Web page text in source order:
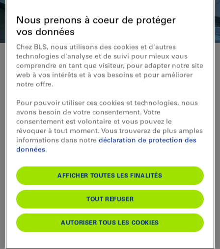
Interview avec Tristan Scherwey
«Détente au bain»
Tristan Scherwey (25 ans) est ailier au CP
Berne. Il a grandi à Wünnewil et habite
Fribourg.
Tristan Scherwey, vous rendez-
vous souvent à Bern Brünnen?
Oui, depuis que j’ai rejoint le CP Berne (Club des patineurs de Berne), je
me rends plusieurs fois par mois au Westside. J’aime l’ambiance. La
plupart du temps, je me détends en me baignant au parc aquatique
Bernaqua, puis je profite de l’offre de restauration variée du centre
Nous prenons à coeur de protéger
vos données
Chez BLS, nous utilisons des cookies et d'autres
technologies d'analyse et de suivi pour mieux vous
comprendre en tant que visiteur, pour adapter notre site
web à vos intérêts et à vos besoins et pour améliorer
notre offre.
Pour pouvoir utiliser ces cookies et technologies, nous
avons besoin de votre consentement. Votre
consentement est volontaire et vous pouvez le
révoquer à tout moment. Vous trouverez de plus amples
informations dans notredéclaration de protection des
données.
AFFICHER TOUTES LES FINALITÉS
TOUT REFUSER
AUTORISER TOUS LES COOKIES